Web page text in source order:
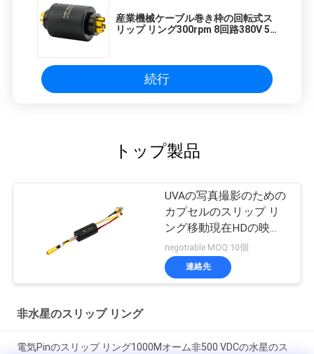
産業機械ケーブル巻き枠の回転式ス
リップ リング300rpm 8回路380V 5A
続行
トップ製品
UVAの写真撮影のための
カプセルのスリップ リ
ング移動現在HDの映像
信号
negotiable MOQ:10個
連絡先
非水星のスリップ リング
電気Pinのスリップ リング1000Mオーム非500 VDCの水星のス